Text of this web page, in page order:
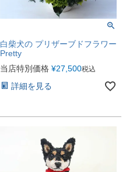
白柴犬の プリザーブドフラワー
Pretty
当店特別価格 ¥27,500税込
詳細を見る